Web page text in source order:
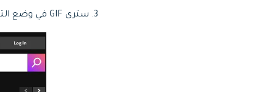
3. سترى GIF في وضع التشغيل على الموقع الفعلي ، انقر بزر الماوس الأيمن على GIF واختر